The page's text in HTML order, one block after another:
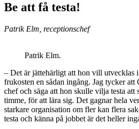
Be att få testa!
Patrik Elm, receptionschef
Patrik Elm.
– Det är jättehärligt att hon vill utvecklas
frukosten en sådan ingång. Jag tycker att
chef och säga att hon skulle vilja testa att
timme, för att lära sig. Det gagnar hela
starkare organisation om fler kan flera
testa och känna på jobbet är det heller